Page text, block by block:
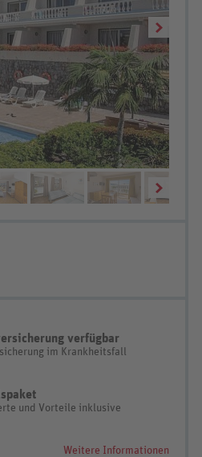
verfügbar
im Krankheitsfall
und Vorteile inklusive
Weitere Informationen